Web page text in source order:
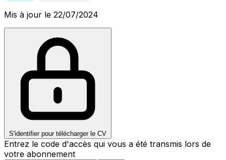
Mis à jour le 22/07/2024
S'identifier pour télécharger le CV
Entrez le code d'accès qui vous a été transmis lors de
votre abonnement